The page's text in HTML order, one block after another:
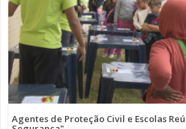
Agentes de Proteção Civil e Escolas